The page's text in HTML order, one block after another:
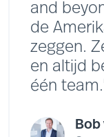
and
de
zeggen.
en altijd
één
Bob